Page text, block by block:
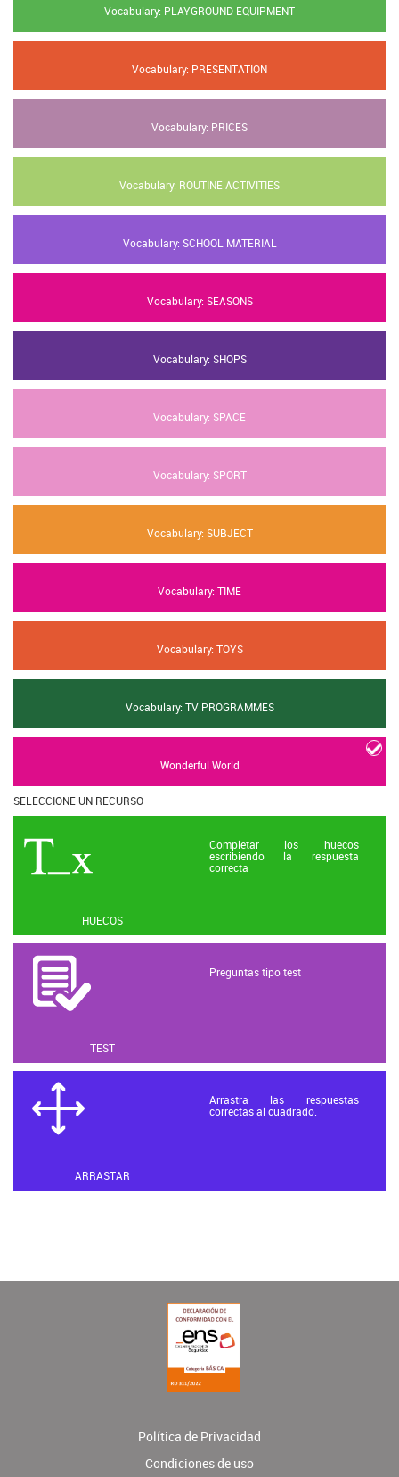
Vocabulary: PLAYGROUND EQUIPMENT
Vocabulary: PRESENTATION
Vocabulary: PRICES
Vocabulary: ROUTINE ACTIVITIES
Vocabulary: SCHOOL MATERIAL
Vocabulary: SEASONS
Vocabulary: SHOPS
Vocabulary: SPACE
Vocabulary: SPORT
Vocabulary: SUBJECT
Vocabulary: TIME
Vocabulary: TOYS
Vocabulary: TV PROGRAMMES
Wonderful World
SELECCIONE UN RECURSO
HUECOS
Completar los huecos
escribiendo la respuesta
correcta
TEST
Preguntas tipo test
ARRASTAR
Arrastra las respuestas
correctas al cuadrado.
Política de Privacidad
Condiciones de uso